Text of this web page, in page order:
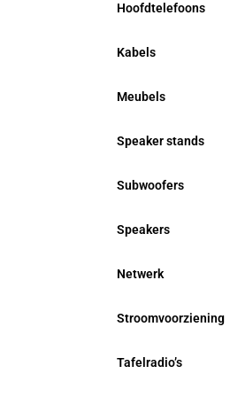
Hoofdtelefoons
Kabels
Meubels
Speaker stands
Subwoofers
Speakers
Netwerk
Stroomvoorziening
Tafelradio’s